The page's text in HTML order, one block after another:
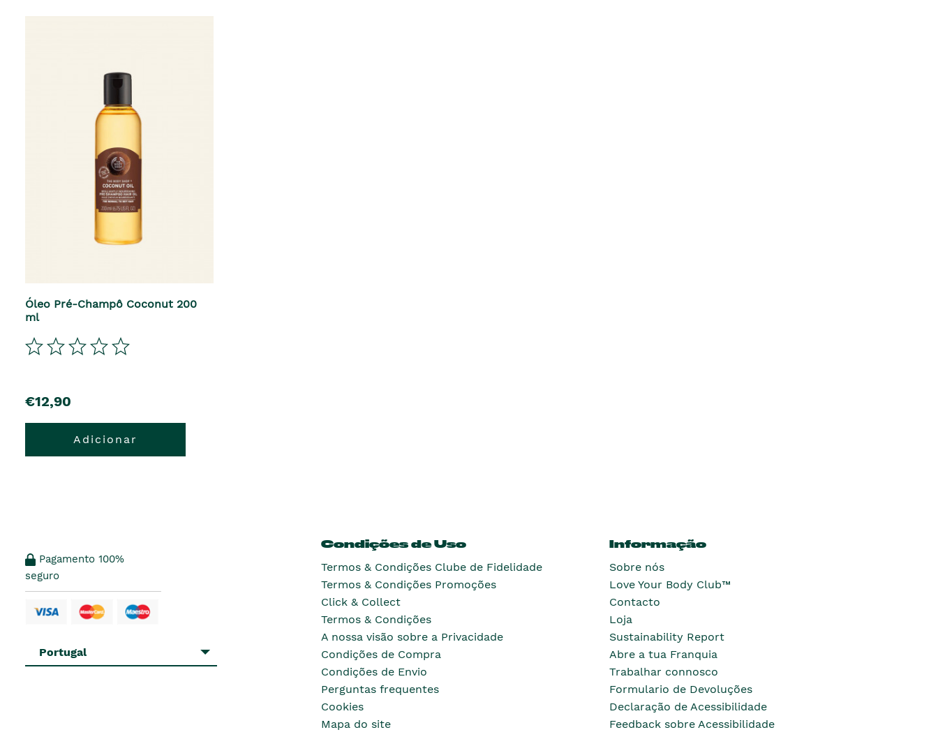
Óleo Pré-Champô Coconut 200
ml
€12,90
Adicionar
Pagamento 100%
seguro
Portugal
Condições de Uso
Termos & Condições Clube de Fidelidade
Termos & Condições Promoções
Click & Collect
Termos & Condições
A nossa visão sobre a Privacidade
Condições de Compra
Condições de Envio
Perguntas frequentes
Cookies
Mapa do site
Informação
Sobre nós
Love Your Body Club™
Contacto
Loja
Sustainability Report
Abre a tua Franquia
Trabalhar connosco
Formulario de Devoluções
Declaração de Acessibilidade
Feedback sobre Acessibilidade